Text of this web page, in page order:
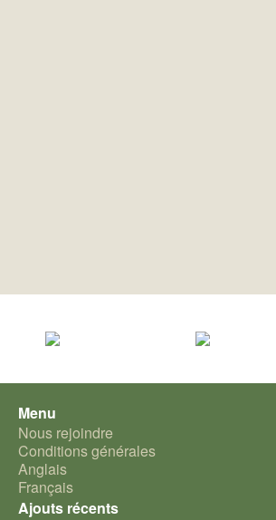
Menu
Nous rejoindre
Conditions générales
Anglais
Français
Ajouts récents